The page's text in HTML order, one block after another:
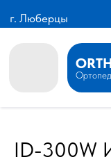
г. Люберцы
ORTHO -
Ортопедический
ID-300W